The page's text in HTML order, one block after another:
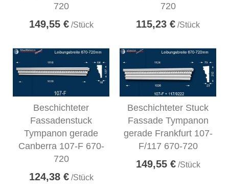
720
149,55 €/Stück
720
115,23 € /Stück
Beschichteter
Fassadenstuck
Tympanon gerade
Canberra 107-F 670-
720
124,38 €/Stück
Beschichteter Stuck
Fassade Tympanon
gerade Frankfurt 107-
F/117 670-720
149,55 €/Stück